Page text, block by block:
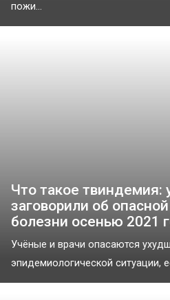
пожи...
Что такое твиндемия:
заговорили об
болезни осенью 2021
Учёные и врачи опасаются
эпидемиологической ситуации,